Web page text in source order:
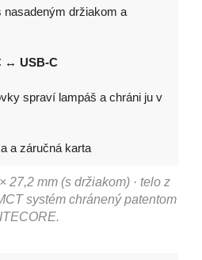
nasadeným držiakom a
↔ USB-C
spraví lampáš a chráni ju v
a záručná karta
27,2 mm (s držiakom) · telo z
systém chránený patentom